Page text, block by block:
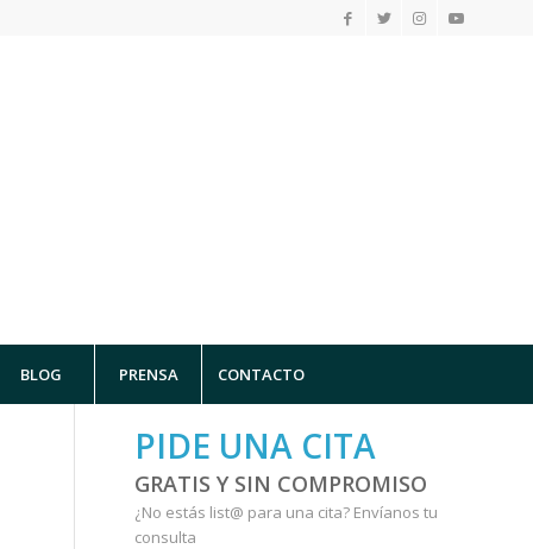
BLOG PRENSA CONTACTO
PIDE UNA CITA
GRATIS Y SIN COMPROMISO
¿No estás list@ para una cita? Envíanos tu
consulta